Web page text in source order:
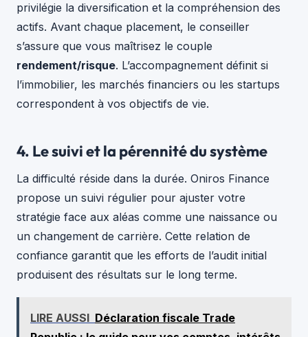
privilégie la diversification et la compréhension des
actifs. Avant chaque placement, le conseiller
s’assure que vous maîtrisez le couple
rendement/risque. L’accompagnement définit si
l’immobilier, les marchés financiers ou les startups
correspondent à vos objectifs de vie.
4. Le suivi et la pérennité du système
La difficulté réside dans la durée. Oniros Finance
propose un suivi régulier pour ajuster votre
stratégie face aux aléas comme une naissance ou
un changement de carrière. Cette relation de
confiance garantit que les efforts de l’audit initial
produisent des résultats sur le long terme.
LIRE AUSSI Déclaration fiscale Trade